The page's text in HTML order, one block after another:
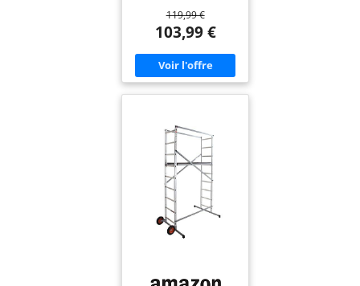
119,99 €
103,99 €